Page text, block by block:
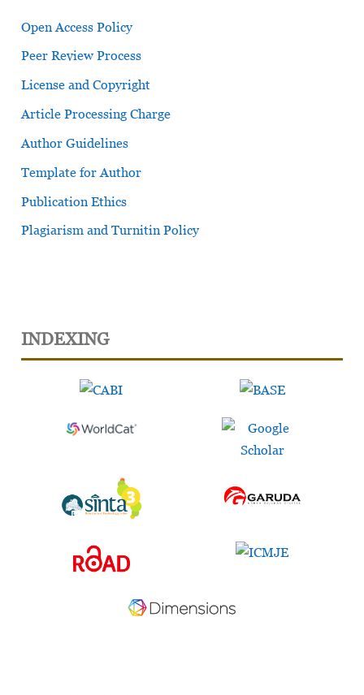
Open Access Policy
Peer Review Process
License and Copyright
Article Processing Charge
Author Guidelines
Template for Author
Publication Ethics
Plagiarism and Turnitin Policy
INDEXING